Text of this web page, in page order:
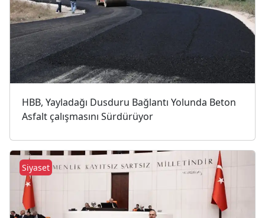
HBB, Yayladağı Dusduru Bağlantı Yolunda Beton
Asfalt çalışmasını Sürdürüyor
Siyaset